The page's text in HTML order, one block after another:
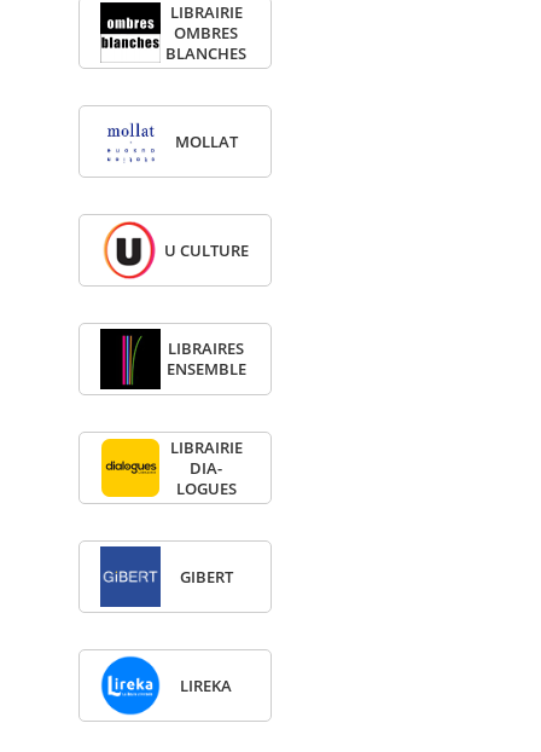
LIBRAI­RIE
OMBRES
BLANCHES
MOL­LAT
U CULTURE
LIBRAIRES
ENSEMBLE
LIBRAI­RIE
DIA­
LOGUES
GIBERT
LIREKA